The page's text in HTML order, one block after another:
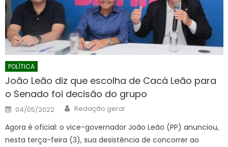
POLÍTICA
João Leão diz que escolha de Cacá Leão para
o Senado foi decisão do grupo
Posted
on
04/05/2022 Author
Redação geral
Agora é oficial: o vice-governador João Leão (PP) anunciou,
nesta terça-feira (3), sua desistência de concorrer ao